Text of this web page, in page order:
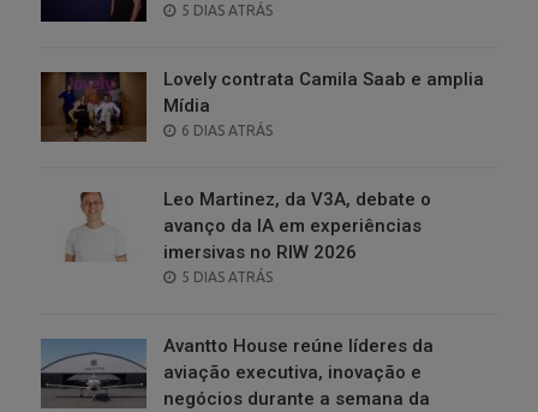
POSTED
5 DIAS ATRÁS
Lovely contrata Camila Saab e amplia
Mídia
POSTED
6 DIAS ATRÁS
Leo Martinez, da V3A, debate o
avanço da IA em experiências
imersivas no RIW 2026
POSTED
5 DIAS ATRÁS
Avantto House reúne líderes da
aviação executiva, inovação e
negócios durante a semana da